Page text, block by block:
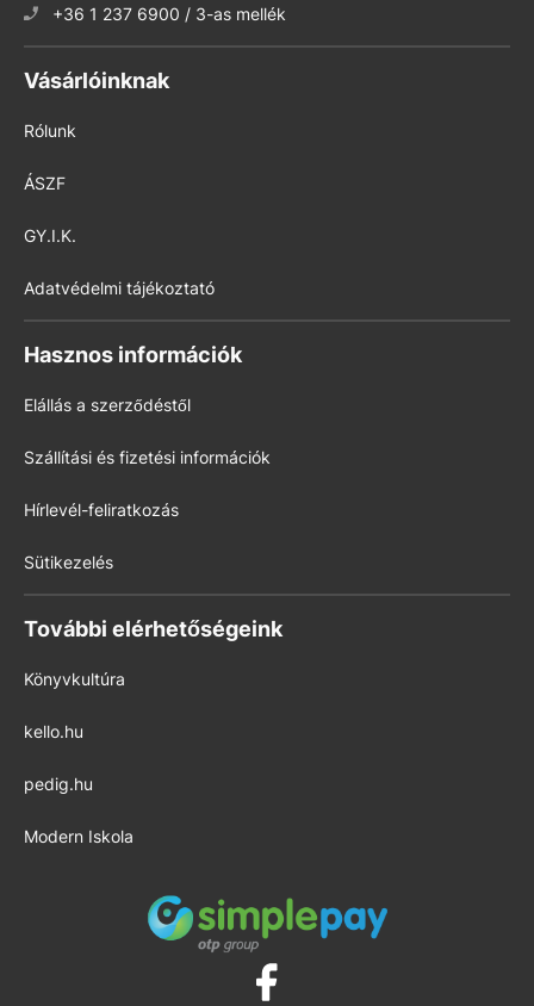
+36 1 237 6900 / 3-as mellék
Vásárlóinknak
Rólunk
ÁSZF
GY.I.K.
Adatvédelmi tájékoztató
Hasznos információk
Elállás a szerződéstől
Szállítási és fizetési információk
Hírlevél-feliratkozás
Sütikezelés
További elérhetőségeink
Könyvkultúra
kello.hu
pedig.hu
Modern Iskola